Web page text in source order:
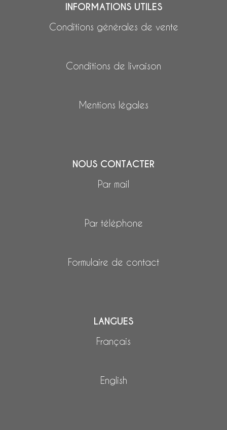
INFORMATIONS UTILES
Conditions générales de vente
Conditions de livraison
Mentions légales
NOUS CONTACTER
Par mail
Par téléphone
Formulaire de contact
LANGUES
Français
English